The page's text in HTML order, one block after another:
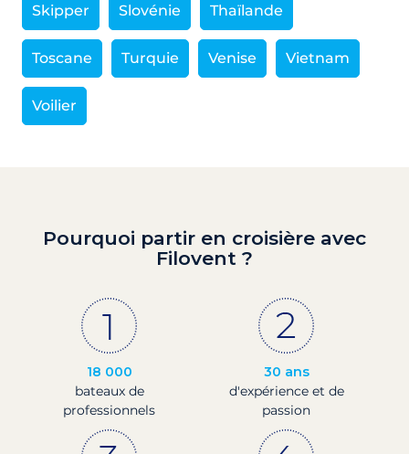
Skipper Slovénie Thaïlande
Toscane Turquie Venise Vietnam
Voilier
Pourquoi partir en croisière avec
Filovent ?
18 000
bateaux de
professionnels
30 ans
d'expérience et de
passion